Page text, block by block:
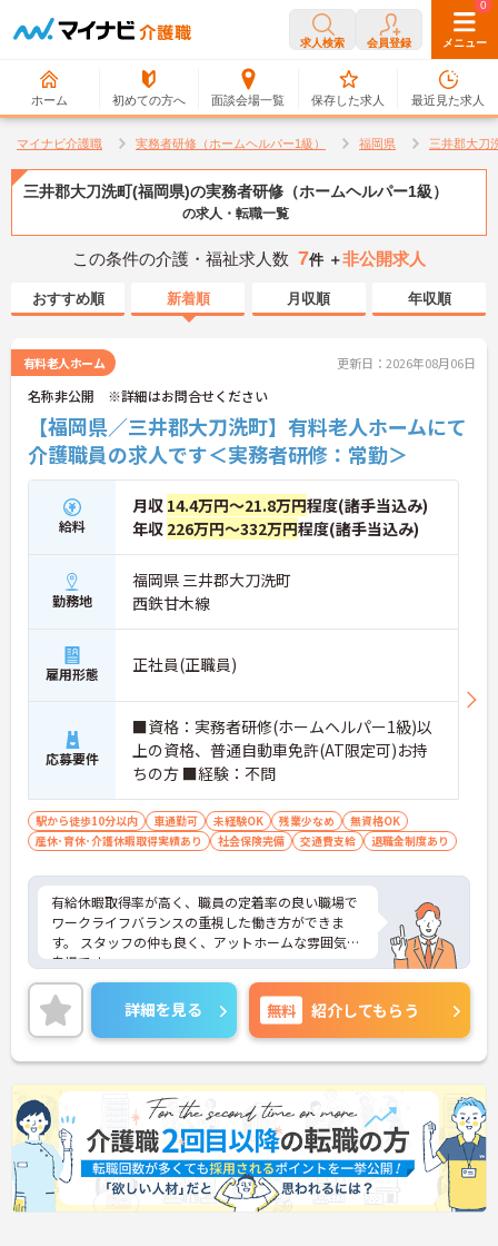
求人検索 会員登録 メニュー
ホーム 初めての方へ 面談会場一覧
0
保存した求人
0
最近見た求人
マイナビ介護職 実務者研修（ホームヘルパー1級） 福岡県 三井郡大刀
三井郡大刀洗町(福岡県)の実務者研修（ホームヘルパー1級）
の求人・転職一覧
この条件の介護・福祉求人数 7件 ＋非公開求人
おすすめ順 新着順 月収順 年収順
有料老人ホーム 更新日：2026年08月06日
名称非公開 ※詳細はお問合せください
【福岡県／三井郡大刀洗町】有料老人ホームにて
介護職員の求人です＜実務者研修：常勤＞
給料
月収 14.4万円～21.8万円程度(諸手当込み)
年収 226万円～332万円程度(諸手当込み)
勤務地
福岡県 三井郡大刀洗町
西鉄甘木線
雇用形態 正社員(正職員)
応募要件
■資格：実務者研修(ホームヘルパー1級)以
上の資格、普通自動車免許(AT限定可)お持
ちの方 ■経験：不問
駅から徒歩10分以内 車通勤可 未経験OK 残業少なめ
無資格OK
産休･育休･介護休暇取得実績あり
社会保険完備 交通費支給 退職金制度あり
有給休暇取得率が高く、職員の定着率の良い職場で
ワークライフバランスの重視した働き方ができま
す。 スタッフの仲も良く、アットホームな雰囲気が
自慢です。
ご興味ある方には、面接対策ポイントなど、詳細を
お話しいたしますのでお気軽にご相談ください
詳細を見る 無料 紹介してもらう